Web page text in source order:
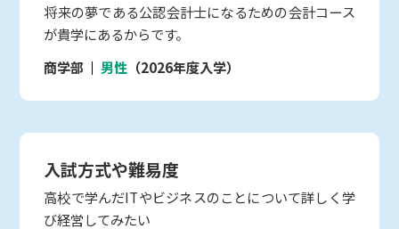
将来の夢である公認会計士になるための会計コース
が貴学にあるからです。
商学部
男性 （2026年度入学）
入試方式や難易度
高校で学んだITやビジネスのことについて詳しく学
び経営してみたい